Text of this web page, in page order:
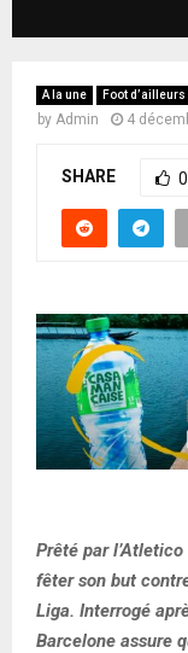
A la une Foot d’ailleurs
by Admin 4
SHARE 0
Prêté par
fêter son but
Liga. Interrogé
Barcelone assure